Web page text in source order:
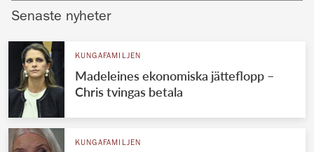
Senaste nyheter
KUNGAFAMILJEN
Madeleines ekonomiska jätteflopp –
Chris tvingas betala
KUNGAFAMILJEN